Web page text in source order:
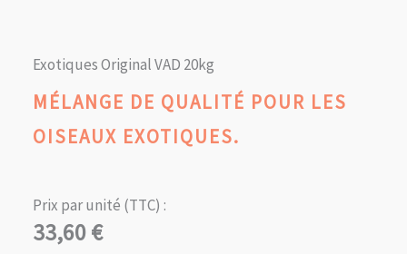
Exotiques Original VAD 20kg
MÉLANGE DE QUALITÉ POUR LES
OISEAUX EXOTIQUES.
Prix par unité (TTC) :
33,60€